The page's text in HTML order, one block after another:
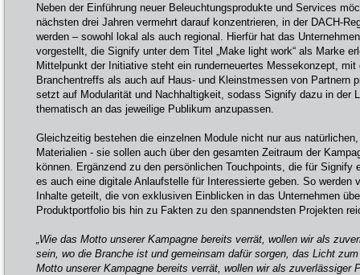
Neben der Einführung neuer Beleuchtungsprodukte und Services
nächsten drei Jahren vermehrt darauf konzentrieren, in der DACH-
werden – sowohl lokal als auch regional. Hierfür hat das
vorgestellt, die Signify unter dem Titel „Make light work“ als Marke
Mittelpunkt der Initiative steht ein runderneuertes Messekonzept,
Branchentreffs als auch auf Haus- und Kleinstmessen von Partnern
setzt auf Modularität und Nachhaltigkeit, sodass Signify dazu in der
thematisch an das jeweilige Publikum anzupassen.
Gleichzeitig bestehen die einzelnen Module nicht nur aus
Materialien - sie sollen auch über den gesamten Zeitraum der
können. Ergänzend zu den persönlichen Touchpoints, die für Signify
es auch eine digitale Anlaufstelle für Interessierte geben. So werden
Inhalte geteilt, die von exklusiven Einblicken in das Unternehmen
Produktportfolio bis hin zu Fakten zu den spannendsten Projekten
„Wie das Motto unserer Kampagne bereits verrät, wollen wir als
sein, wo die Branche ist und gemeinsam dafür sorgen, das Licht
Motto unserer Kampagne bereits verrät, wollen wir als zuverlässiger